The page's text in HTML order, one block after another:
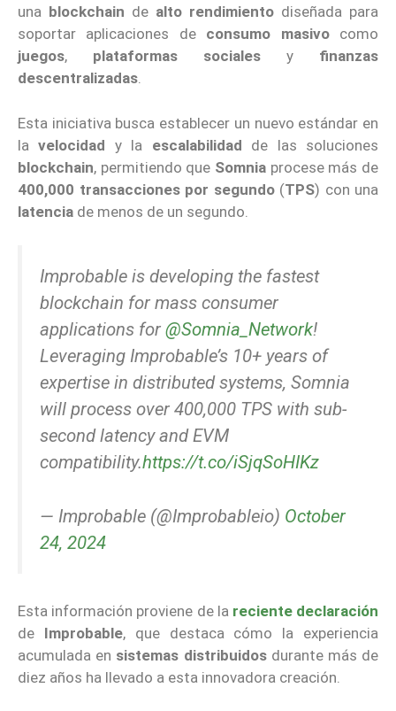
una blockchain de alto rendimiento diseñada para
soportar aplicaciones de consumo masivocomo
juegos, plataformas sociales y finanzas
descentralizadas.
Esta iniciativa busca establecer un nuevo estándar en
lavelocidad y la escalabilidad de las soluciones
blockchain, permitiendo que Somnia procese más de
400,000 transacciones por segundo(TPS) con una
latencia de menos de un segundo.
Improbable is developing the fastest
blockchain for mass consumer
applications for @Somnia_Network!
Leveraging Improbable’s 10+ years of
expertise in distributed systems, Somnia
will process over 400,000 TPS with sub-
second latency and EVM
compatibility.https://t.co/iSjqSoHIKz
— Improbable (@Improbableio) October
24, 2024
Esta información proviene de la reciente declaración
de Improbable, que destaca cómo la experiencia
acumulada en sistemas distribuidosdurante más de
diez años ha llevado a esta innovadora creación.